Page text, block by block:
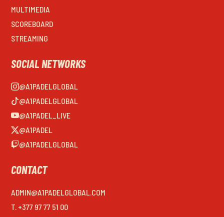
MULTIMEDIA
SCOREBOARD
STREAMING
SOCIAL NETWORKS
@A1PADELGLOBAL
@A1PADELGLOBAL
@A1PADEL_LIVE
@A1PADEL
@A1PADELGLOBAL
CONTACT
ADMIN@A1PADELGLOBAL.COM
T. +377 97 77 51 00